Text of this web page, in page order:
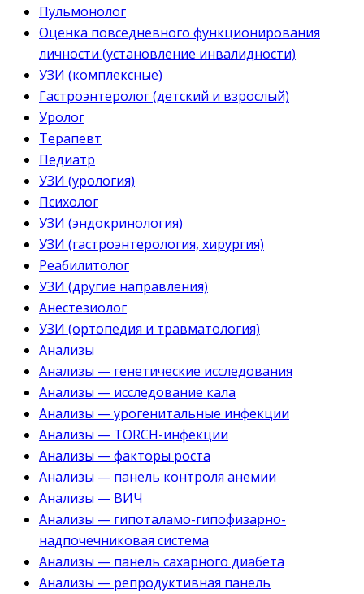
Пульмонолог
Оценка повседневного функционирования
личности (установление инвалидности)
УЗИ (комплексные)
Гастроэнтеролог (детский и взрослый)
Уролог
Терапевт
Педиатр
УЗИ (урология)
Психолог
УЗИ (эндокринология)
УЗИ (гастроэнтерология, хирургия)
Реабилитолог
УЗИ (другие направления)
Анестезиолог
УЗИ (ортопедия и травматология)
Анализы
Анализы — генетические исследования
Анализы — исследование кала
Анализы — урогенитальные инфекции
Анализы — TORCH-инфекции
Анализы — факторы роста
Анализы — панель контроля анемии
Анализы — ВИЧ
Анализы — гипоталамо-гипофизарно-
надпочечниковая система
Анализы — панель сахарного диабета
Анализы — репродуктивная панель